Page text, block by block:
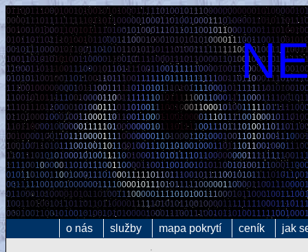
0110011100010010100101 0100011111010010111000000000001 010000010
00001110111111111011011000001000110100100011101000011010110111
0010010100011001011110100101000111011011001011000100011101 0010
010110110111010010110001110001000101010101000011100110011001 01
00101110000101100110101011010110111010011111111100 00100 11 01001
10011010101010011000011001011110001110110000110100 10001 01 01111
11000110111001110001011011110011001111110000100110 00001 01 0010
01010110010011011001101110011111101111111111001101100011101011
11100100000000101110011111011010111010111100010111111101010010
110010101111100100001100111111101 01111100110001111000111100101
111011101100001010001110110100111 0 0 100011000101001111101111100
0110100010001001100011011001100011 00 1 0 000111011110010001011010
11011000010000001111101000000010111011110011101110100110110110
00100001001101110000111100000001101000110100010011010100111000
10010011010111001001101100100111011010010001101110110010001110
11011101010100010100111100100011010111101100000000111111110011
11110010000011010111001100001100110010010101100101001110001100
01011010011001000111010001111101101110010111100101011110101100
00111110010010000001111000010111010111110000011000011001110000
01100010100001010110100111000001111010100111000101100010011100
10011010010110110110110000111110101011001000011111111000111011
00010011001010010100101010000100011100111001011010011111001000
o nás služby mapa pokrytí ceník jak